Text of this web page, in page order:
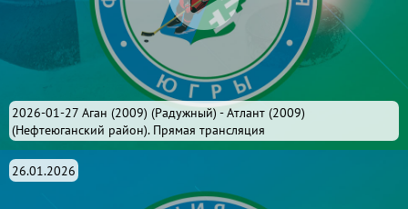
2026-01-27 Аган (2009) (Радужный) - Атлант (2009)
(Нефтеюганский район). Прямая трансляция
26.01.2026